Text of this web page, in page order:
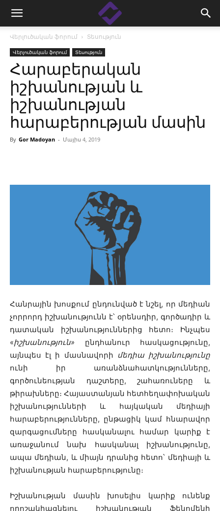
Վերլուծական ֆորում Տեսություն
Վերլուծական ֆորում Տեսություն
Հարաբերական
իշխանության և
իշխանության
հարաբերության մասին
By Gor Madoyan - Մայիս 4, 2019
Հանրային խոսքում ընդունված է նշել, որ մեդիան
չորրորդ իշխանությունն է՝ օրենսդիր, գործադիր և
դատական իշխանություններից հետո։ Ինչպես
«իշխանություն» ընդհանուր հասկացությունը,
այնպես էլ ի մասնավորի մեդիա իշխանությունը
ունի իր առանձնահատկությունները,
գործունեության դաշտերը, շահառուները և
թիրախները։ Հայաստանյան հետհեղափոխական
իշխանությունների և հայկական մեդիայի
հարաբերությունները, ընթացիկ կամ հնարավոր
զարգացումները հասկանալու համար կարիք է
առաջանում նախ հասկանալ իշխանությունը,
ապա մեդիան, և միայն դրանից հետո՝ մեդիայի և
իշխանության հարաբերությունը։
Իշխանության մասին խոսելիս կարիք ունենք
որոշակիացնելու իշխանության ֆենոմենի